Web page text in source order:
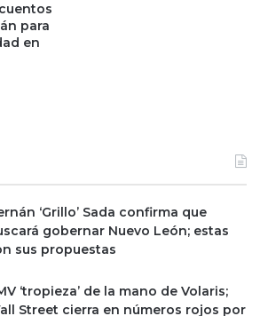
para
en
‘Grillo’ Sada confirma que
gobernar Nuevo León; estas
sus propuestas
‘tropieza’ de la mano de Volaris;
Street cierra en números rojos por